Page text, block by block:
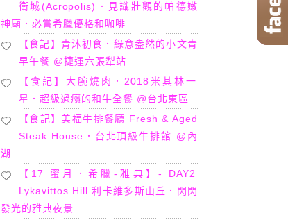
衛城(Acropolis)．見識壯觀的帕德嫩
神廟．必嘗希臘優格和咖啡
【食記】青沐初食．綠意盎然的小文青
早午餐 @捷運六張犁站
【食記】大腕燒肉．2018米其林一
星．超級過癮的和牛全餐 @台北東區
【食記】美福牛排餐廳 Fresh & Aged
Steak House．台北頂級牛排館 @內
湖
【17 蜜月．希臘-雅典】- DAY2
Lykavittos Hill 利卡維多斯山丘．閃閃
發光的雅典夜景